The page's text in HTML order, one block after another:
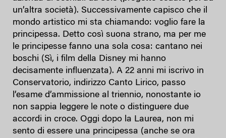
un’altra società). Successivamente capisco che il
mondo artistico mi sta chiamando: voglio fare la
principessa. Detto così suona strano, ma per me
le principesse fanno una sola cosa: cantano nei
boschi (Sì, i film della Disney mi hanno
decisamente influenzata). A 22 anni mi iscrivo in
Conservatorio, indirizzo Canto Lirico, passo
l’esame d’ammissione al triennio, nonostante io
non sappia leggere le note o distinguere due
accordi in croce. Oggi dopo la Laurea, non mi
sento di essere una principessa (anche se ora